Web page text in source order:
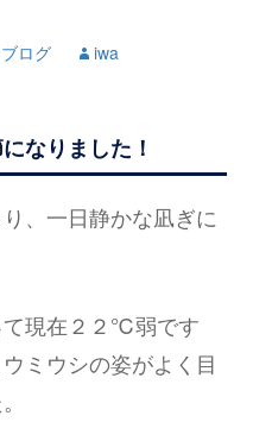
ログ iwa
なりました！
、一日静かな凪ぎに
て現在２２℃弱です
ミウシの姿がよく目